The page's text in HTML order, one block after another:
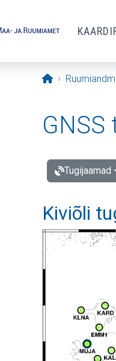
Avaleht
Tugijaamad
Kiviõli